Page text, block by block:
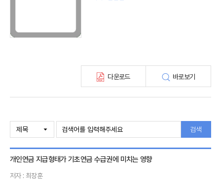
최신보험정보
해외보험금융동향(종간)
다운로드 바로보기
검색
개인연금 지급형태가 기초연금 수급권에 미치는 영향
저자 : 최장훈